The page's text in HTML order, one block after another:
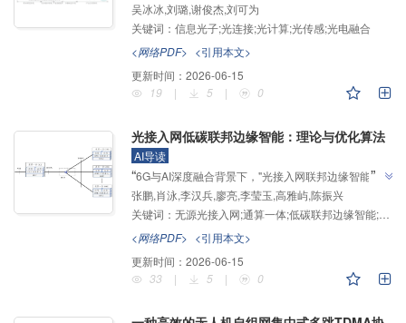
绍了其在光电融合领域的研究进展，专家探索了人工智
能与信息光子相互促进及交叉融合发展趋势，为后摩尔
时代新赛道开辟提供了方向。
吴冰冰,刘璐,谢俊杰,刘可为
关键词： 信息光子;光连接;光计算;光传感;光电融合
<网络PDF> <引用本文>
更新时间： 2026-06-15
19
| 5 | 0
光接入网低碳联邦边缘智能：理论与优化算法
AI导读
“6G与AI深度融合背景下，"光接入网联邦边缘智能"概
念应运而生，研究人员建立了光接入网低碳联邦边缘智
能理论与实现路径，为解决高能耗与碳排放问题提供解
决方案。”
”
张鹏,肖泳,李汉兵,廖亮,李莹玉,高雅屿,陈振兴
关键词： 无源光接入网;通算一体;低碳联邦边缘智能;联邦学习收敛理论;交替凸搜索算法
<网络PDF> <引用本文>
更新时间： 2026-06-15
33
| 5 | 0